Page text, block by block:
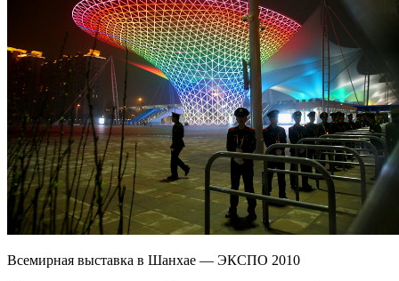
Всемирная выставка в Шанхае — ЭКСПО 2010